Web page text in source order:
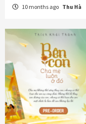
10 months ago Thu Hà